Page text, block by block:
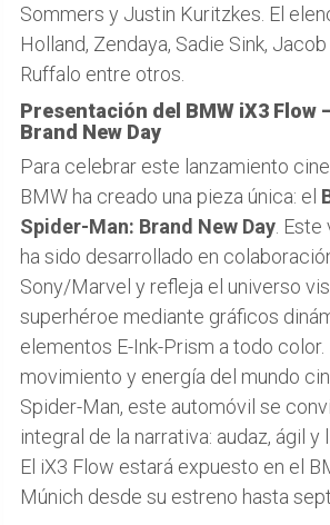
Sommers y Justin Kuritzkes. El
Holland, Zendaya, Sadie Sink,
Ruffalo entre otros.
Presentación del BMW iX3 Flow
Brand New Day
Para celebrar este lanzamiento
BMW ha creado una pieza única: el
Spider-Man: Brand New Day. Este
ha sido desarrollado en
Sony/Marvel y refleja el universo
superhéroe mediante gráficos
elementos E-Ink-Prism a todo color.
movimiento y energía del mundo
Spider-Man, este automóvil se
integral de la narrativa: audaz, ágil y
El iX3 Flow estará expuesto en el
Múnich desde su estreno hasta